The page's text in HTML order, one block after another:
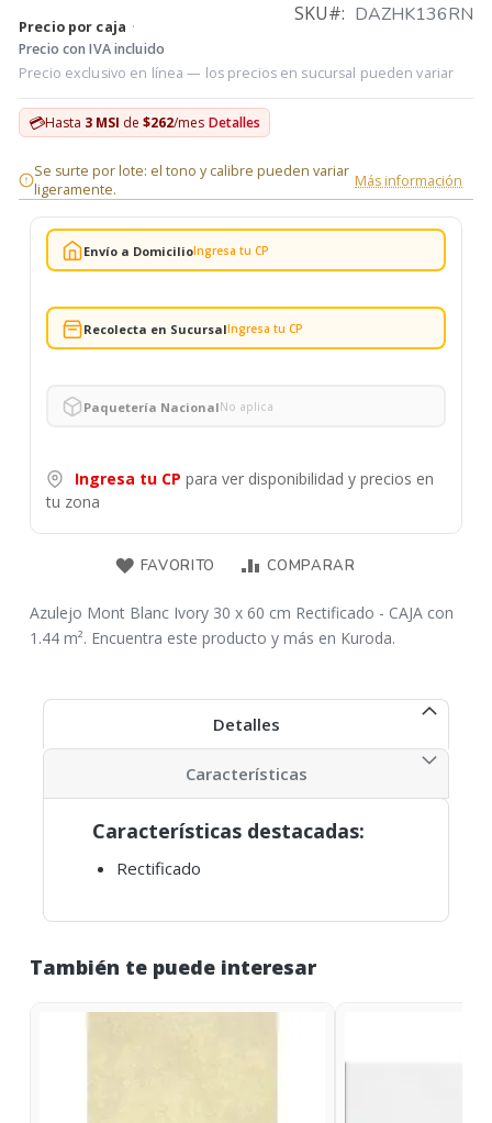
SKU
DAZHK136RN
Precio por caja ·
Precio con IVA incluido
Precio exclusivo en línea — los precios en sucursal pueden variar
💳Hasta 3 MSI de $262/mes Detalles
Se surte por lote: el tono y calibre pueden variar
ligeramente.
Más información
Envío a DomicilioIngresa tu CP
Recolecta en SucursalIngresa tu CP
Paquetería NacionalNo aplica
Ingresa tu CP para ver disponibilidad y precios en
tu zona
FAVORITO COMPARAR
Azulejo Mont Blanc Ivory 30 x 60 cm Rectificado - CAJA con
1.44 m². Encuentra este producto y más en Kuroda.
Detalles
Características destacadas:
Rectificado
Características
También te puede interesar